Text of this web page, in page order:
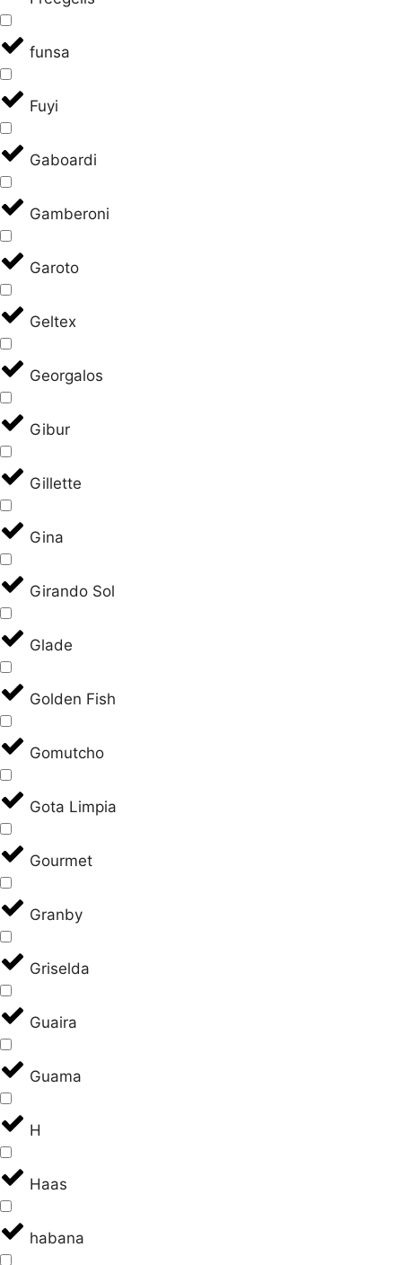
funsa
Fuyi
Gaboardi
Gamberoni
Garoto
Geltex
Georgalos
Gibur
Gillette
Gina
Girando Sol
Glade
Golden Fish
Gomutcho
Gota Limpia
Gourmet
Granby
Griselda
Guaira
Guama
H
Haas
habana